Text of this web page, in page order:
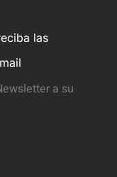
las
a su